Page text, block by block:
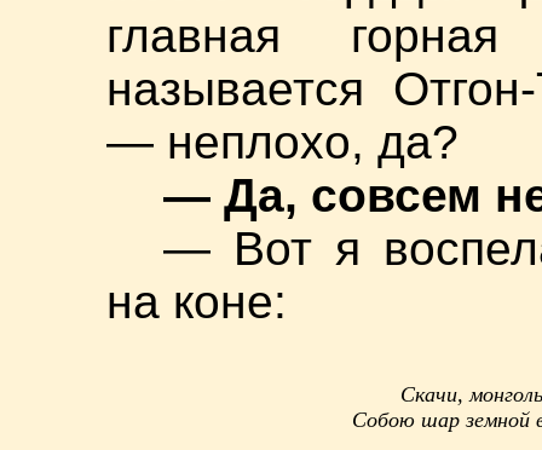
главная
называется
— неплохо, да?
— Да, совсем
— Вот я
на коне:
Скачи,
Собою шар земной